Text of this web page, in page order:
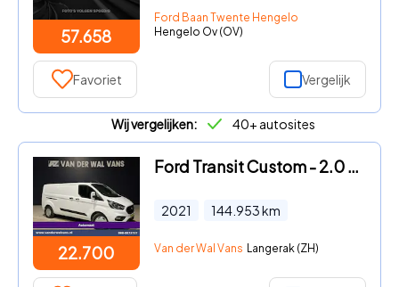
57.658
Ford Baan Twente Hengelo
Hengelo Ov (OV)
Favoriet Vergelijk
Wij vergelijken: 40+ autosites
22.700
Ford Transit Custom - 2.0 TDCI 131pk Automaat L2H1 Euro6 Airco | Xenon | Camera |
2021 144.953km
Van der Wal Vans Langerak (ZH)